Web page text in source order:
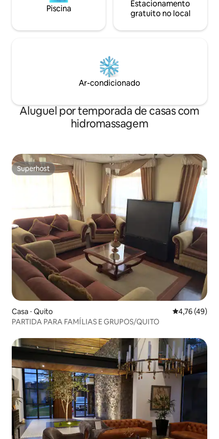
Piscina
Estacionamento
gratuito no local
Ar-condicionado
Aluguel por temporada de casas com
hidromassagem
Superhost
Superhost
Casa ⋅ Quito 4,76 de uma
4,76 (49)
PARTIDA PARA FAMÍLIAS E GRUPOS/QUITO